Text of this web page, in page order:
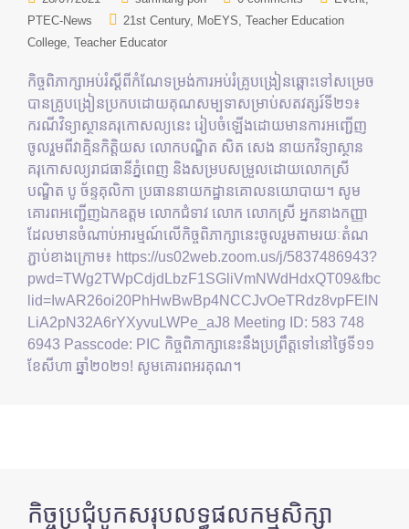
PTEC-News
21st Century MoEYS Teacher Education
College Teacher Educator
កិច្ចពិភាក្សាអប់រំស្ដីពីកំណែទម្រង់ការអប់រំគ្រូបង្រៀនឆ្ពោះទៅសម្រេច
បានគ្រូបង្រៀនប្រកបដោយគុណសម្បទាសម្រាប់សតវត្សរ៍ទី២១៖
ករណីវិទ្យាស្ថានគរុកោសល្យនេះ រៀបចំឡើងដោយមានការអញ្ជើញ
ចូលរួមពីវាគ្មិនកិត្តិយស លោកបណ្ឌិត សិត សេង នាយកវិទ្យាស្ថាន
គរុកោសល្យរាជធានីភ្នំពេញ និងសម្របសម្រួលដោយលោកស្រី
បណ្ឌិត បូ ច័ន្ទគុលិកា ប្រធាននាយកដ្ឋានគោលនយោបាយ។ សូម
គោរពអញ្ជើញឯកឧត្តម លោកជំទាវ លោក លោកស្រី អ្នកនាងកញ្ញា
ដែលមានចំណាប់អារម្មណ៍លើកិច្ចពិភាក្សានេះចូលរួមតាមរយៈតំណ
ភ្ជាប់ខាងក្រោម៖ https://us02web.zoom.us/j/5837486943?
pwd=TWg2TWpCdjdLbzF1SGliVmNWdHdxQT09&fbc
lid=IwAR26oi20PhHwBwBp4NCCJvOeTRdz8vpFElN
LiA2pN32A6rYXyvuLWPe_aJ8 Meeting ID: 583 748
6943 Passcode: PIC កិច្ចពិភាក្សានេះនឹងប្រព្រឹត្តទៅនៅថ្ងៃទី១១
ខែសីហា ឆ្នាំ២០២១! សូមគោរពអរគុណ។
កិច្ចប្រជុំបូកសរុបលទ្ធផលកម្មសិក្សា